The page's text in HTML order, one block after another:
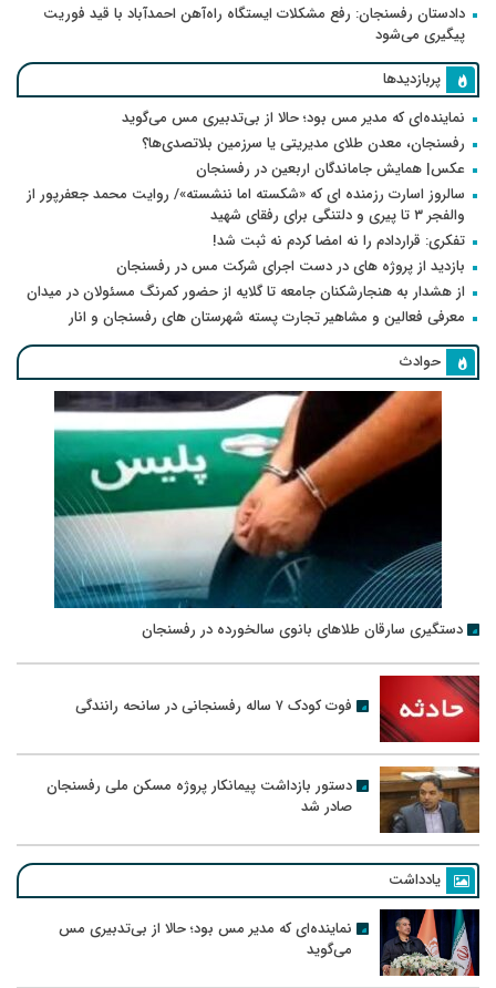
دادستان رفسنجان: رفع مشکلات ایستگاه راه‌آهن احمدآباد با قید فوریت
پیگیری می‌شود
پربازدیدها
نماینده‌ای که مدیر مس بود؛ حالا از بی‌تدبیری مس می‌گوید
رفسنجان، معدن طلای مدیریتی یا سرزمین بلاتصدی‌ها؟
عکس| همایش جاماندگان اربعین در رفسنجان
سالروز اسارت رزمنده ای که «شکسته اما ننشسته»/ روایت محمد جعفرپور از
والفجر ۳ تا پیری و دلتنگی برای رفقای شهید
تفکری: قراردادم را نه امضا کردم نه ثبت شد!
بازدید از پروژه های در دست اجرای شرکت مس در رفسنجان
از هشدار به هنجارشکنان جامعه تا گلایه از حضور کمرنگ مسئولان در میدان
معرفی فعالین و مشاهیر تجارت پسته شهرستان های رفسنجان و انار
حوادث
دستگیری سارقان طلاهای بانوی سالخورده در رفسنجان
فوت کودک ۷ ساله رفسنجانی در سانحه رانندگی
دستور بازداشت پیمانکار پروژه مسکن ملی رفسنجان
صادر شد
یادداشت
نماینده‌ای که مدیر مس بود؛ حالا از بی‌تدبیری مس
می‌گوید